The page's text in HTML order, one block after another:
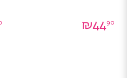
₪4490